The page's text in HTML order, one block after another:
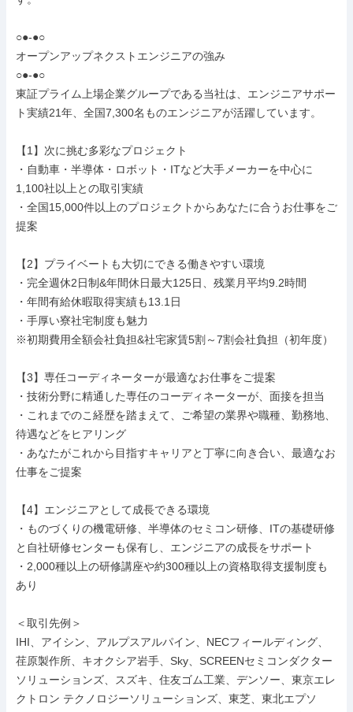
○●-●○
オープンアップネクストエンジニアの強み
○●-●○
東証プライム上場企業グループである当社は、エンジニアサポー
ト実績21年、全国7,300名ものエンジニアが活躍しています。
【1】次に挑む多彩なプロジェクト
・自動車・半導体・ロボット・ITなど大手メーカーを中心に
1,100社以上との取引実績
・全国15,000件以上のプロジェクトからあなたに合うお仕事をご
提案
【2】プライベートも大切にできる働きやすい環境
・完全週休2日制&年間休日最大125日、残業月平均9.2時間
・年間有給休暇取得実績も13.1日
・手厚い寮社宅制度も魅力
※初期費用全額会社負担&社宅家賃5割～7割会社負担（初年度）
【3】専任コーディネーターが最適なお仕事をご提案
・技術分野に精通した専任のコーディネーターが、面接を担当
・これまでのこ経歴を踏まえて、ご希望の業界や職種、勤務地、
待遇などをヒアリング
・あなたがこれから目指すキャリアと丁寧に向き合い、最適なお
仕事をご提案
【4】エンジニアとして成長できる環境
・ものづくりの機電研修、半導体のセミコン研修、ITの基礎研修
と自社研修センターも保有し、エンジニアの成長をサポート
・2,000種以上の研修講座や約300種以上の資格取得支援制度も
あり
＜取引先例＞
IHI、アイシン、アルプスアルパイン、NECフィールディング、
荏原製作所、キオクシア岩手、Sky、SCREENセミコンダクター
ソリューションズ、スズキ、住友ゴム工業、デンソー、東京エレ
クトロン テクノロジーソリューションズ、東芝、東北エプソ